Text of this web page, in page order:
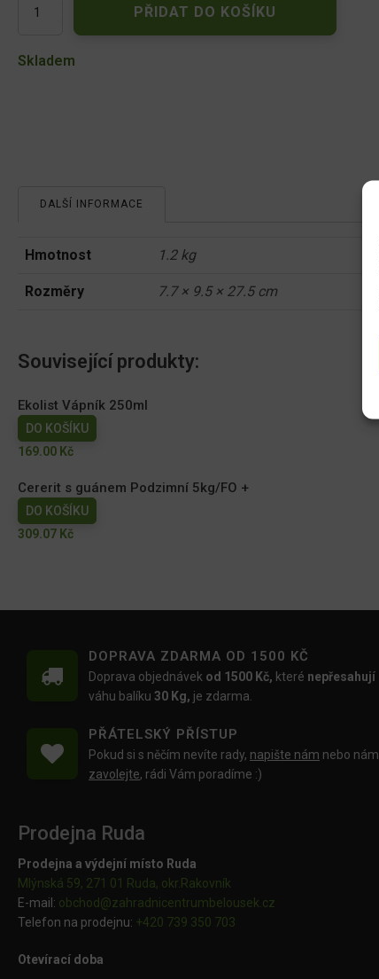
PREMIUM
a
PŘIDAT DO KOŠÍKU
Skladem
DALŠÍ INFORMACE
Hmotnost 1.2 kg
Rozměry 7.7 × 9.5 × 27.5 cm
Související produkty:
Ekolist Vápník 250ml
DO KOŠÍKU
169.00 Kč
Cererit s guánem Podzimní 5kg/FO +
DO KOŠÍKU
309.07 Kč
DOPRAVA ZDARMA OD 1500 KČ
Doprava objednávek od 1500 Kč, které nepřesahují
váhu balíku30 Kg, je zdarma.
PŘÁTELSKÝ PŘÍSTUP
Pokud si s něčím nevíte rady, napište nám nebo nám
zavolejte, rádi Vám poradíme :)
Prodejna Ruda
Prodejna a výdejní místo Ruda
Mlýnská 59, 271 01 Ruda, okr.Rakovník
E-mail: obchod@zahradnicentrumbelousek.cz
Telefon na prodejnu: +420 739 350 703
Otevírací doba